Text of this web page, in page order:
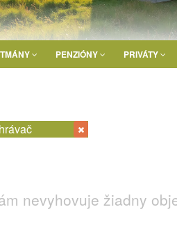
PENZIÓNY PRIVÁTY
nevyhovuje žiadny